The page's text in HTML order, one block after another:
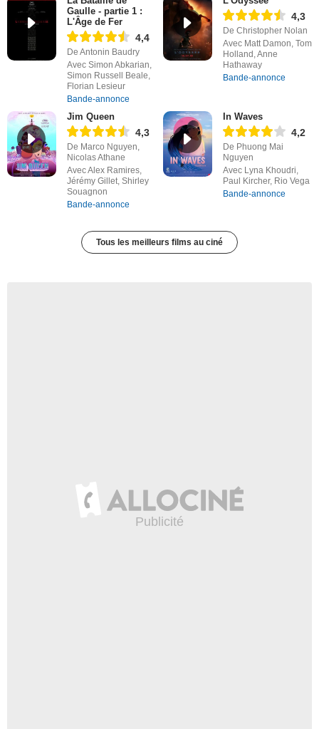
Gaulle - partie 1 :
L'Âge de Fer
4,4
De Antonin Baudry
Avec Simon Abkarian,
Simon Russell Beale,
Florian Lesieur
Bande-annonce
4,3
De Christopher Nolan
Avec Matt Damon, Tom
Holland, Anne
Hathaway
Bande-annonce
Jim Queen
4,3
De Marco Nguyen,
Nicolas Athane
Avec Alex Ramires,
Jérémy Gillet, Shirley
Souagnon
Bande-annonce
In Waves
4,2
De Phuong Mai
Nguyen
Avec Lyna Khoudri,
Paul Kircher, Rio Vega
Bande-annonce
Tous les meilleurs films au ciné